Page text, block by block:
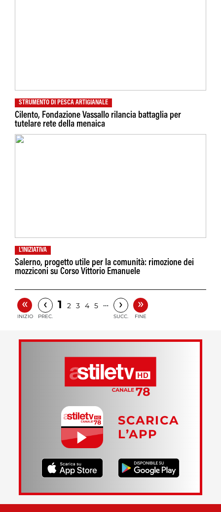
STRUMENTO DI PESCA ARTIGIANALE
Cilento, Fondazione Vassallo rilancia battaglia per
tutelare rete della menaica
L'INIZIATIVA
Salerno, progetto utile per la comunità: rimozione dei
mozziconi su Corso Vittorio Emanuele
«
INIZIO
‹
PREC.
1 2 3 4 5 … ›
SUCC.
»
FINE
SCARICA
L’APP